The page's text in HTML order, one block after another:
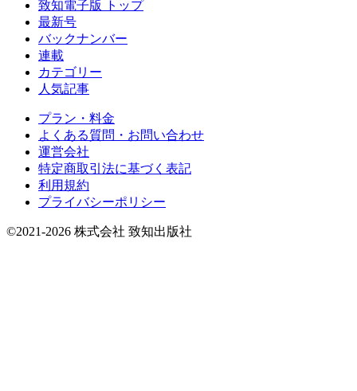
致知電子版 トップ
最新号
バックナンバー
連載
カテゴリー
人気記事
プラン・料金
よくある質問・お問い合わせ
運営会社
特定商取引法に基づく表記
利用規約
プライバシーポリシー
©2021-2026 株式会社 致知出版社